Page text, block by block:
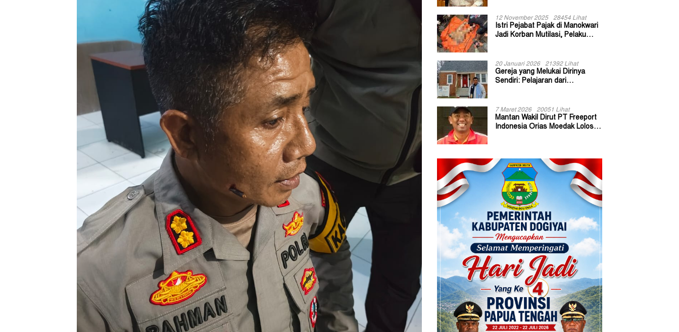
12 November 2025 28454 Lihat
Istri Pejabat Pajak di Manokwari
Jadi Korban Mutilasi, Pelaku
20 Januari 2026 21392 Lihat
Gereja yang Melukai Dirinya
Sendiri: Pelajaran dari
7 Maret 2026 20051 Lihat
Mantan Wakil Dirut PT Freeport
Indonesia Orias Moedak Lolos